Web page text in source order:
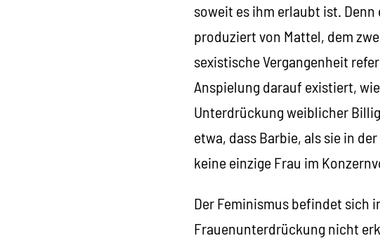
soweit es ihm erlaubt ist.
produziert von Mattel, dem
sexistische Vergangenheit
Anspielung darauf existiert,
Unterdrückung weiblicher
etwa, dass Barbie, als sie in
keine einzige Frau im
Der Feminismus befindet sich
Frauenunterdrückung nicht